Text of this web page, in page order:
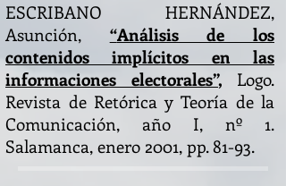
ESCRIBANO HERNÁNDEZ,
Asunción, “Análisis de los
contenidos implícitos en las
informaciones electorales”, Logo.
Revista de Retórica y Teoría de la
Comunicación, año I, nº 1.
Salamanca, enero 2001, pp. 81-93.